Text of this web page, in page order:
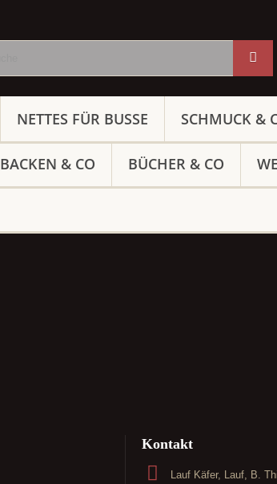
NETTES FÜR BUSSE SCHMUCK &
BACKEN & CO BÜCHER & CO
Kontakt
Lauf Käfer, Lauf, B.